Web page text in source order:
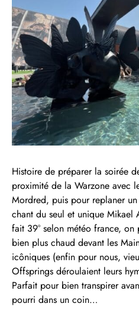
Histoire de préparer la soirée
proximité de la Warzone avec
Mordred, puis pour replaner
chant du seul et unique Mikael
fait 39° selon météo france, on
bien plus chaud devant les
icôniques (enfin pour nous,
Offsprings déroulaient leurs
Parfait pour bien transpirer
pourri dans un coin…